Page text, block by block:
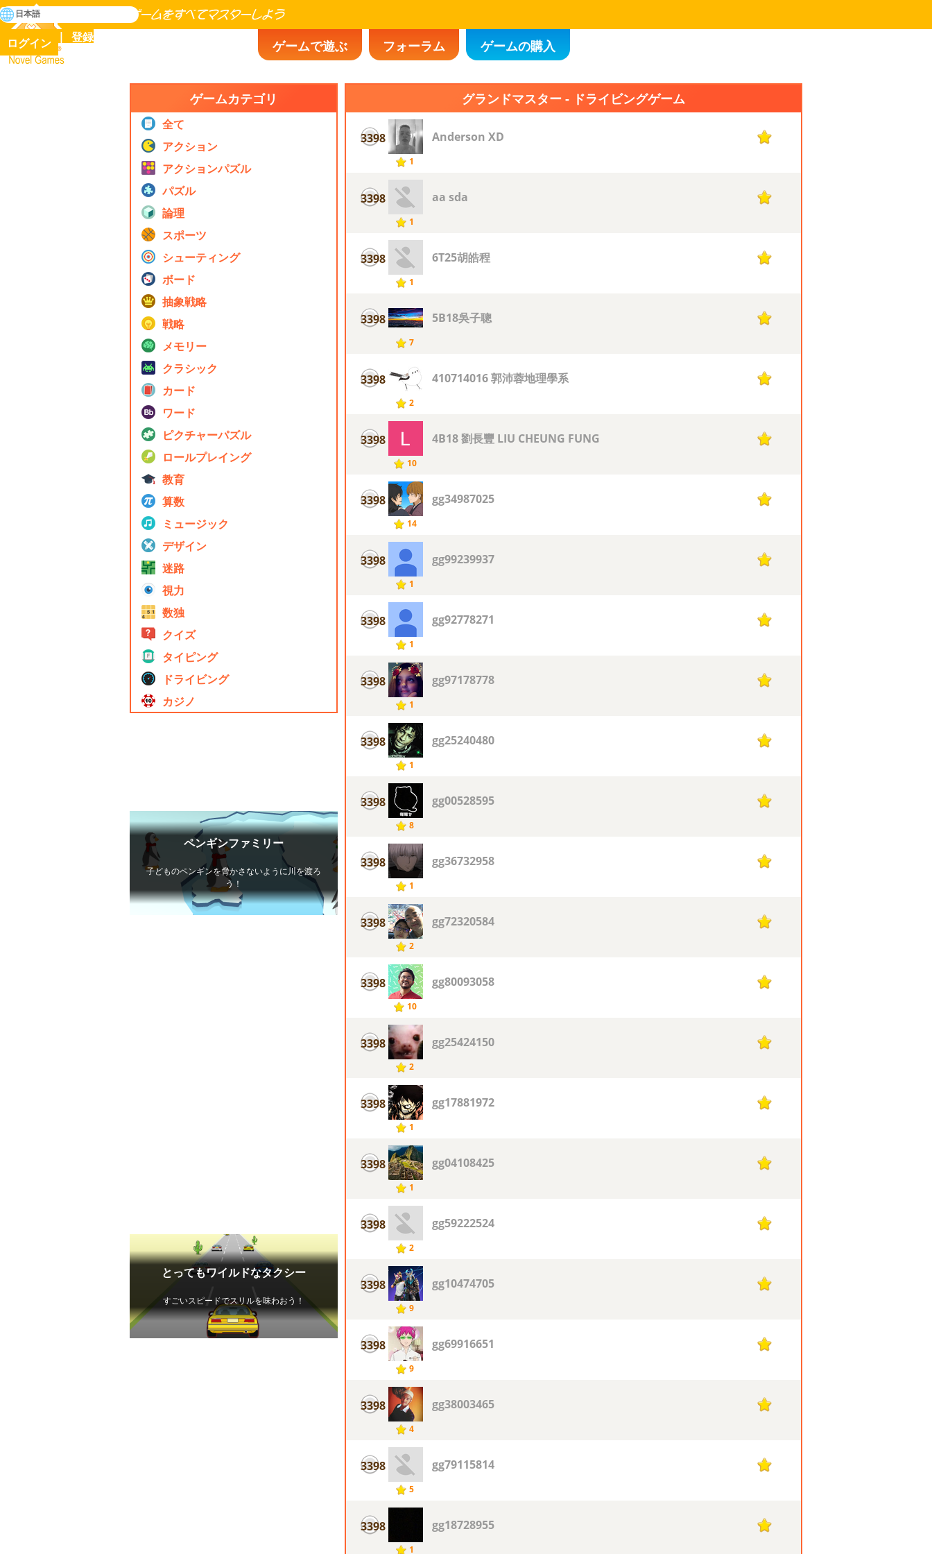
Novel Games
人類の歴史に存在するゲームをすべてマスターしよう
検
索
ゲームで遊ぶ フォーラム ゲームの購入
ログイン 登録
日本語
ゲームカテゴリ
全て
アクション
アクションパズル
パズル
論理
スポーツ
シューティング
ボード
抽象戦略
戦略
メモリー
クラシック
カード
ワード
ピクチャーパズル
ロールプレイング
教育
算数
ミュージック
デザイン
迷路
視力
数独
クイズ
タイピング
ドライビング
カジノ
グランドマスター - ドライビングゲーム
3398
1
Anderson XD 1
3398
1
aa sda 1
3398
1
6T25胡皓程 1
3398
7
5B18吳子聰 1
3398
2
410714016 郭沛蓉地理學系 1
3398
10
4B18 劉長豐 LIU CHEUNG FUNG 1
3398
14
gg34987025 1
3398
1
gg99239937 1
3398
1
gg92778271 1
3398
1
gg97178778 1
3398
1
gg25240480 1
3398
8
gg00528595 1
3398
1
gg36732958 1
3398
2
gg72320584 1
3398
10
gg80093058 1
3398
2
gg25424150 1
3398
1
gg17881972 1
3398
1
gg04108425 1
3398
2
gg59222524 1
3398
9
gg10474705 1
3398
9
gg69916651 1
3398
4
gg38003465 1
3398
5
gg79115814 1
3398
1
gg18728955 1